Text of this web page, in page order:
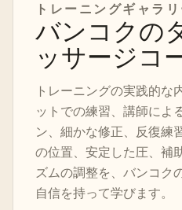
トレーニングギャラ
バンコクの
ッサージコ
トレーニングの実践的な
ットでの練習、講師によ
ン、細かな修正、反復練
の位置、安定した圧、補
ズムの調整を、バンコク
自信を持って学びます。